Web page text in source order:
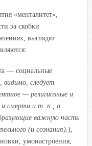
«менталитет»,
за скобки
выглядят
— социальные
видимо, следует
— религиозные и
и смерти и т. п., а
важную часть
(и сознания). ),
умонастроения,